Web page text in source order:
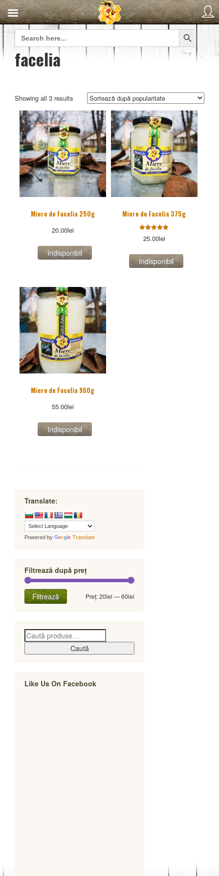
Search
for:
Search Button
facelia
Showing all 3 results Sorted
by
popularity
Miere de Facelia 250g
20.00lei
Miere de Facelia 375g
Evaluat la
5.00
25.00lei
Miere de Facelia 960g
55.00lei
Translate:
Powered by Translate
Filtrează după preț
Filtrează Preț:20lei —60lei
Caută
Like Us On Facebook